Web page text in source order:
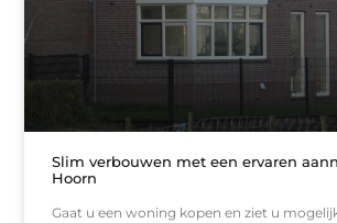
Slim verbouwen met een ervaren
Hoorn
Gaat u een woning kopen en ziet u